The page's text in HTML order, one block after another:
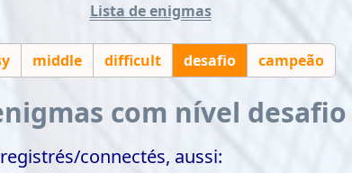
Lista de enigmas
middle difficult desafio campeão
com nível desafio
connectés, aussi: